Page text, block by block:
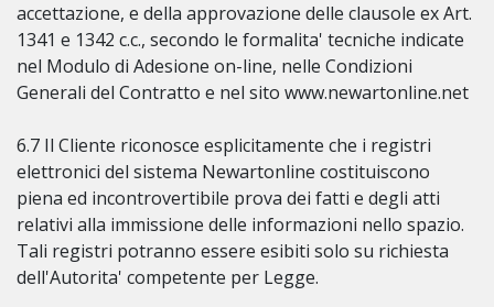
accettazione, e della approvazione delle clausole ex Art.
1341 e 1342 c.c., secondo le formalita' tecniche indicate
nel Modulo di Adesione on-line, nelle Condizioni
Generali del Contratto e nel sito www.newartonline.net
6.7 Il Cliente riconosce esplicitamente che i registri
elettronici del sistema Newartonline costituiscono
piena ed incontrovertibile prova dei fatti e degli atti
relativi alla immissione delle informazioni nello spazio.
Tali registri potranno essere esibiti solo su richiesta
dell'Autorita' competente per Legge.